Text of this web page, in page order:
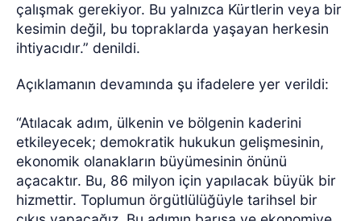
çalışmak gerekiyor. Bu yalnızca Kürtlerin veya bir
kesimin değil, bu topraklarda yaşayan herkesin
ihtiyacıdır.” denildi.
Açıklamanın devamında şu ifadelere yer verildi:
“Atılacak adım, ülkenin ve bölgenin kaderini
etkileyecek; demokratik hukukun gelişmesinin,
ekonomik olanakların büyümesinin önünü
açacaktır. Bu, 86 milyon için yapılacak büyük bir
hizmettir. Toplumun örgütlülüğüyle tarihsel bir